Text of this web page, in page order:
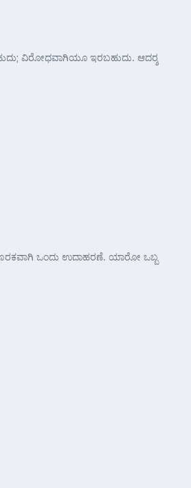
ವಿರೋಧವಾಗಿಯೂ ಇರಬಹುದು. ಆದರ್‍ಶ
ಒಂದು ಉದಾಹರಣೆ. ಯಾರೋ ಒಬ್ಬ